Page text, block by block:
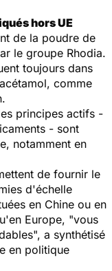
hors UE
de la poudre de
le groupe Rhodia.
toujours dans
comme
principes actifs -
- sont
notamment en
de fournir le
d'échelle
en Chine ou en
Europe, "vous
", a synthétisé
en politique